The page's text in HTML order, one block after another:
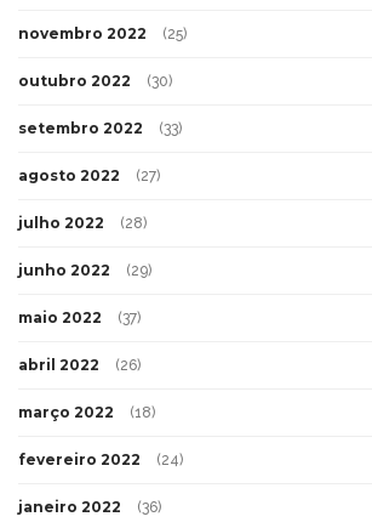
novembro 2022 (25)
outubro 2022 (30)
setembro 2022 (33)
agosto 2022 (27)
julho 2022 (28)
junho 2022 (29)
maio 2022 (37)
abril 2022 (26)
março 2022 (18)
fevereiro 2022 (24)
janeiro 2022 (36)